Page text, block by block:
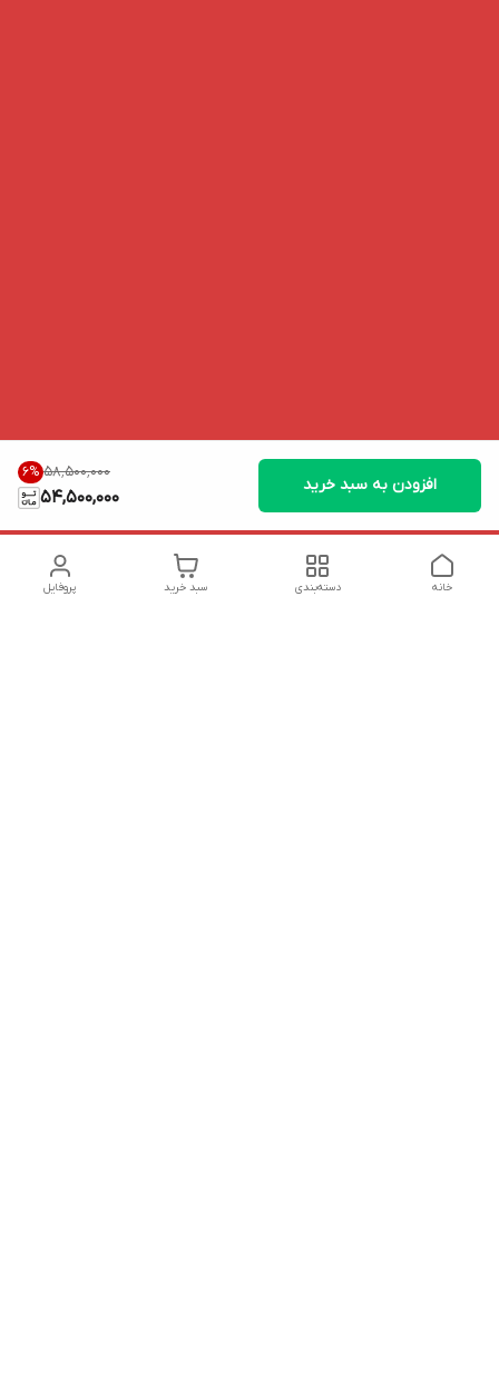
۵۸٬۵۰۰٬۰۰۰ 6%
54,500,000
افزودن به سبد خرید
پروفایل سبد خرید دسته‌بندی خانه